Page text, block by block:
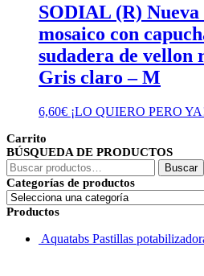
SODIAL (R)
mosaico con
sudadera de vellon
Gris claro – M
6,60€ ¡LO QUIERO PERO
Carrito
BÚSQUEDA DE PRODUCTOS
Buscar
por:
Buscar
Categorías de productos
Productos
Aquatabs Pastillas